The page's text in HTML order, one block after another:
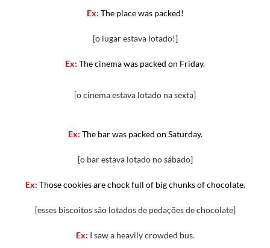
Ex: The place was packed!
[o lugar estava lotado!]
Ex: The cinema was packed on Friday.
[o cinema estava lotado na sexta]
Ex: The bar was packed on Saturday.
[o bar estava lotado no sábado]
Ex: Those cookies are chock full of big chunksofchocolate.
[esses biscoitos são lotados de pedações de chocolate]
Ex: I saw a heavily crowded bus.